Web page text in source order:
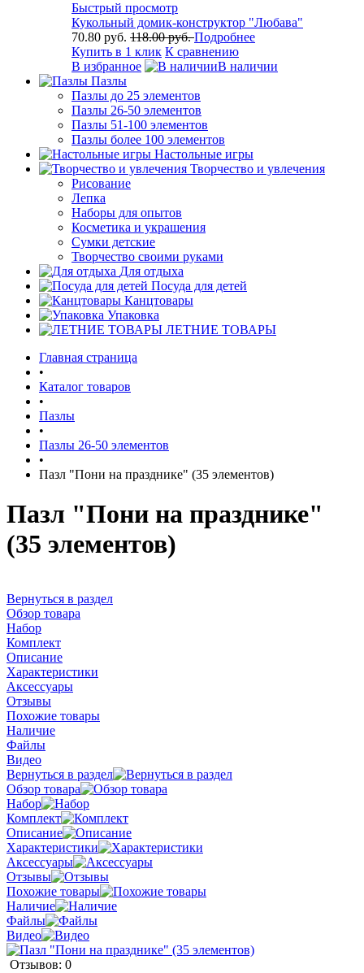
Быстрый просмотр
Кукольный домик-конструктор "Любава"
70.80 руб. 118.00 руб.Подробнее
Купить в 1 клик К сравнению
В избранное
В наличии
Пазлы
Пазлы до 25 элементов
Пазлы 26-50 элементов
Пазлы 51-100 элементов
Пазлы более 100 элементов
Настольные игры
Творчество и увлечения
Рисование
Лепка
Наборы для опытов
Косметика и украшения
Сумки детские
Творчество своими руками
Для отдыха
Посуда для детей
Канцтовары
Упаковка
ЛЕТНИЕ ТОВАРЫ
Главная страница
•
Каталог товаров
•
Пазлы
•
Пазлы 26-50 элементов
•
Пазл "Пони на празднике" (35 элементов)
Пазл "Пони на празднике"
(35 элементов)
Вернуться в раздел
Обзор товара
Набор
Комплект
Описание
Характеристики
Аксессуары
Отзывы
Похожие товары
Наличие
Файлы
Видео
Вернуться в раздел
Обзор товара
Набор
Комплект
Описание
Характеристики
Аксессуары
Отзывы
Похожие товары
Наличие
Файлы
Видео
Отзывов: 0